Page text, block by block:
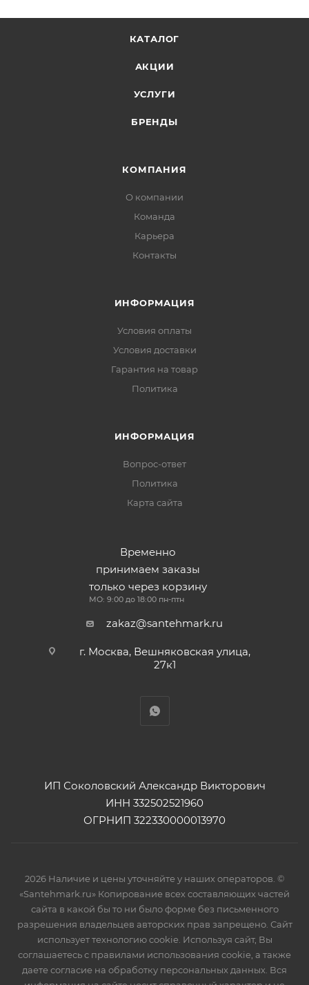
КАТАЛОГ
АКЦИИ
УСЛУГИ
БРЕНДЫ
КОМПАНИЯ
О компании
Команда
Карьера
Контакты
ИНФОРМАЦИЯ
Условия оплаты
Условия доставки
Гарантия на товар
Политика
ИНФОРМАЦИЯ
Вопрос-ответ
Политика
Карта сайта
Временно
принимаем заказы
только через корзину
МО: 9:00 до 18:00 пн-птн
zakaz@santehmark.ru
г. Москва, Вешняковская улица,
27к1
ИП Соколовский Александр Викторович
ИНН 332502521960
ОГРНИП 322330000013970
2026 Наличие и цены уточняйте у наших операторов. ©
«Santehmark.ru» Копирование всех составляющих частей
сайта в какой бы то ни было форме без письменного
разрешения владельцев авторских прав запрещено. Сайт
использует технологию cookie. Используя сайт, Вы
соглашаетесь с правилами использования cookie, а также
даете согласие на обработку персональных данных. Вся